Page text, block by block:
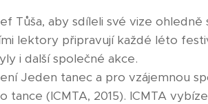
Tůša, aby sdíleli své vize
lektory připravují každé léto
i další společné akce.
Jeden tanec a pro vzájemnou
(ICMTA, 2015). ICMTA